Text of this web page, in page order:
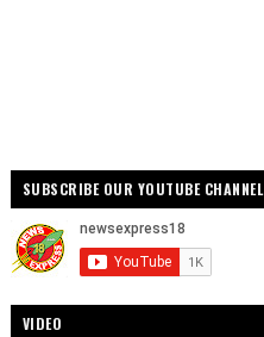
SUBSCRIBE OUR YOUTUBE CHANNEL
VIDEO